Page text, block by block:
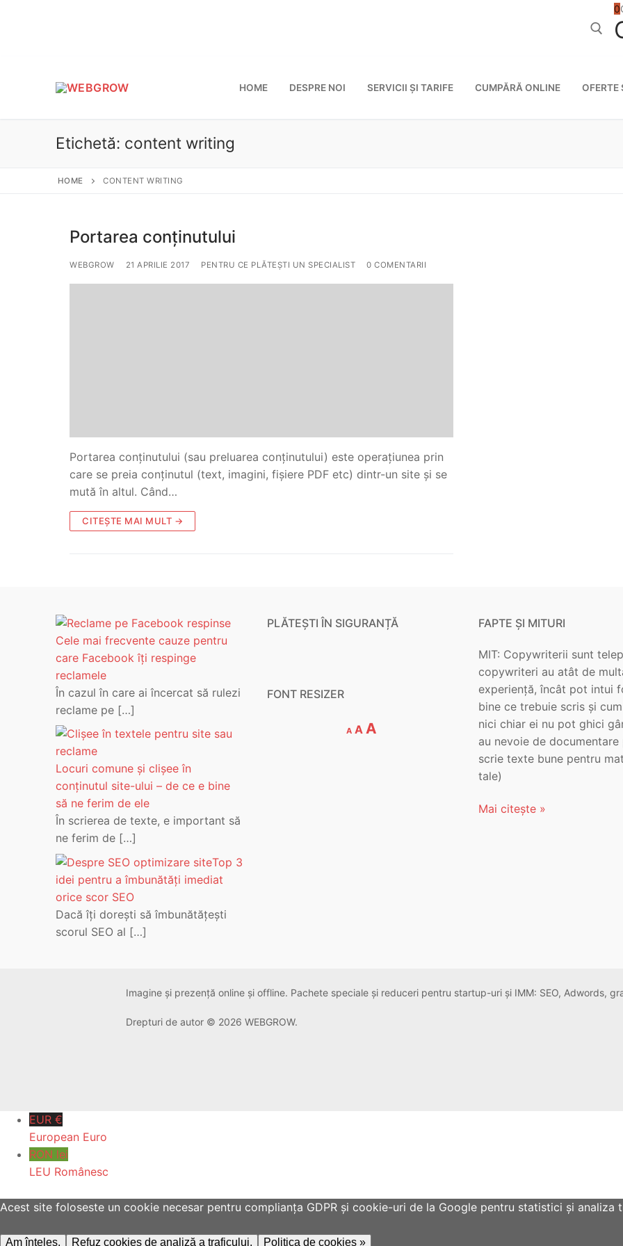
Caută
0
HOME DESPRE NOI SERVICII ȘI TARIFE CUMPĂRĂ ONLINE OFERTE
Etichetă: content writing
HOME CONTENT WRITING
Portarea conținutului
WEBGROW 21 APRILIE 2017 PENTRU CE PLĂTEȘTI UN SPECIALIST 0 COMENTARII
Portarea conținutului (sau preluarea conținutului) este operațiunea prin
care se preia conținutul (text, imagini, fișiere PDF etc) dintr-un site și se
mută în altul. Când…
CITEȘTE MAI MULT →
Cele mai frecvente cauze pentru
care Facebook îți respinge
reclamele
În cazul în care ai încercat să rulezi
reclame pe […]
Locuri comune și clișee în
conținutul site-ului – de ce e bine
să ne ferim de ele
În scrierea de texte, e important să
ne ferim de […]
Top 3
idei pentru a îmbunătăți imediat
orice scor SEO
Dacă îți dorești să îmbunătățești
scorul SEO al […]
PLĂTEȘTI ÎN SIGURANȚĂ
FONT RESIZER
A
Decrease
font
A Reset
A
FAPTE ȘI MITURI
MIT: Copywriterii sunt
copywriteri au atât de
experiență, încât pot intui
bine ce trebuie scris și
nici chiar ei nu pot ghici
au nevoie de documentare
scrie texte bune pentru
tale)
Mai citește »
Imagine și prezență online și offline. Pachete speciale și reduceri pentru startup-uri și IMM: SEO, Adwords,
Drepturi de autor © 2026 WEBGROW.
EUR €
European Euro
RON lei
LEU Românesc
Acest site foloseste un cookie necesar pentru complianța GDPR și cookie-uri de la Google pentru statistici și
Am înțeles. Refuz cookies de analiză a traficului. Politica de cookies »